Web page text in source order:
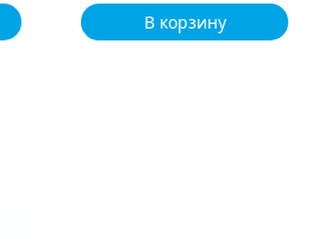
В корзину